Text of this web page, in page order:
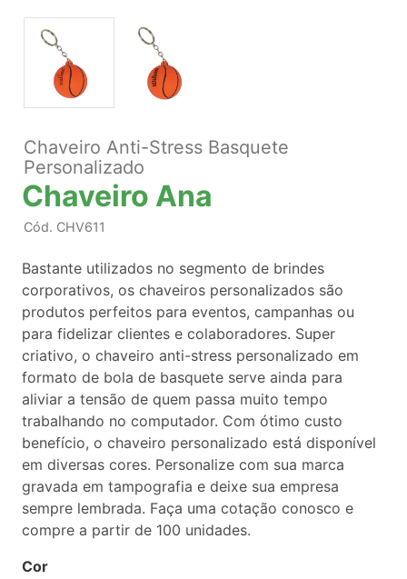
Chaveiro Anti-Stress Basquete
Personalizado
Chaveiro Ana
Cód. CHV611
Bastante utilizados no segmento de brindes
corporativos, os chaveiros personalizados são
produtos perfeitos para eventos, campanhas ou
para fidelizar clientes e colaboradores. Super
criativo, o chaveiro anti-stress personalizado em
formato de bola de basquete serve ainda para
aliviar a tensão de quem passa muito tempo
trabalhando no computador. Com ótimo custo
benefício, o chaveiro personalizado está disponível
em diversas cores. Personalize com sua marca
gravada em tampografia e deixe sua empresa
sempre lembrada. Faça uma cotação conosco e
compre a partir de 100 unidades.
Cor